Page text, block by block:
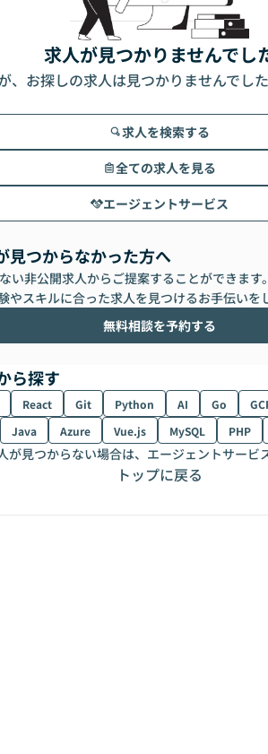
求人が見つかりませんでし
、お探しの求人は見つかりませんでし
求人を検索する
全ての求人を見る
エージェントサービス
見つからなかった方へ
い非公開求人からご提案することができます
やスキルに合った求人を見つけるお手伝いを
無料相談を予約する
ら探す
React Git Python AI Go
Java Azure Vue.js MySQL PHP
が見つからない場合は、エージェントサービ
トップに戻る